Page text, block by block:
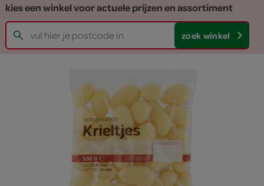
kies een winkel voor actuele prijzen en assortiment
zoek winkel